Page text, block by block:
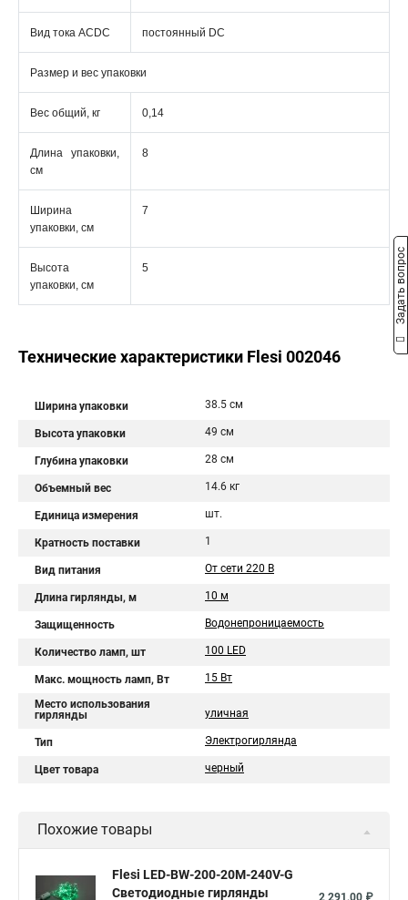
Вид тока ACDC постоянный DC
Размер и вес упаковки
Вес общий, кг 0,14
Длина упаковки,
см
8
Ширина
упаковки, см
7
Высота
упаковки, см
5
Технические характеристики Flesi 002046
Ширина упаковки 38.5 см
Высота упаковки 49 см
Глубина упаковки 28 см
Объемный вес 14.6 кг
Единица измерения шт.
Кратность поставки 1
Вид питания От сети 220 В
Длина гирлянды, м 10 м
Защищенность Водонепроницаемость
Количество ламп, шт 100 LED
Макс. мощность ламп, Вт 15 Вт
Место использования
гирлянды
уличная
Тип Электрогирлянда
Цвет товара черный
Похожие товары
Flesi LED-BW-200-20M-240V-G
Светодиодные гирлянды
2 291,00 ₽
Задать вопрос